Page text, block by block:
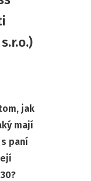
jak
mají
paní